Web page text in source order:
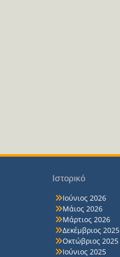
Ιστορικό
Ιούνιος 2026
Μάιος 2026
Μάρτιος 2026
Δεκέμβριος 2025
Οκτώβριος 2025
Ιούνιος 2025